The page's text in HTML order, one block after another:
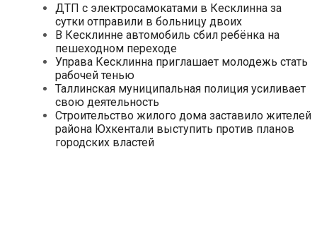
ДТП с электросамокатами в Кесклинна за
сутки отправили в больницу двоих
В Кесклинне автомобиль сбил ребёнка на
пешеходном переходе
Управа Кесклинна приглашает молодежь стать
рабочей тенью
Таллинская муниципальная полиция усиливает
свою деятельность
Строительство жилого дома заставило жителей
района Юхкентали выступить против планов
городских властей